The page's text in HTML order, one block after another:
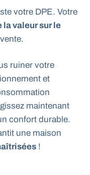
votre DPE. Votre
la valeur sur le
ruiner votre
et
maintenant
confort durable.
une maison
!